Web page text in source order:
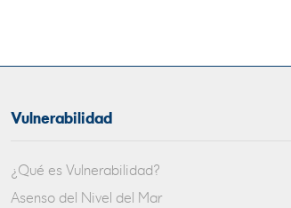
Vulnerabilidad
¿Qué es Vulnerabilidad?
Asenso del Nivel del Mar